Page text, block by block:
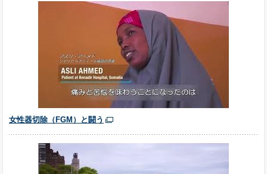
女性器切除（FGM）と闘う